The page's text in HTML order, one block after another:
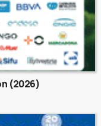
(2026)